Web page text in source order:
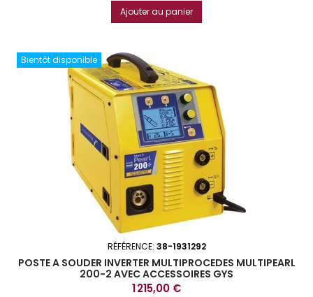
Ajouter au panier
Bientôt disponible
RÉFÉRENCE: 38-1931292
POSTE A SOUDER INVERTER MULTIPROCEDES MULTIPEARL
200-2 AVEC ACCESSOIRES GYS
Prix
1 215,00 €